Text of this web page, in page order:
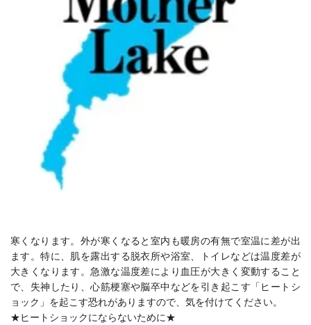
寒くなります。外が寒くなると室内も暖房の有無で室温に差が出
ます。特に、肌を露出する脱衣所や浴室、トイレなどは温度差が
大きくなります。急激な温度差により血圧が大きく変動すること
で、失神したり、心筋梗塞や脳卒中などを引き起こす「ヒートシ
ョック」を起こす恐れがありますので、 気を付けてください。
★ヒートショックにならないために★